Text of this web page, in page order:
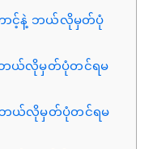
ောင့်နဲ့ ဘယ်လိုမှတ်ပုံ
နဲ့ ဘယ်လိုမှတ်ပုံတင်ရမ
နဲ့ ဘယ်လိုမှတ်ပုံတင်ရမ